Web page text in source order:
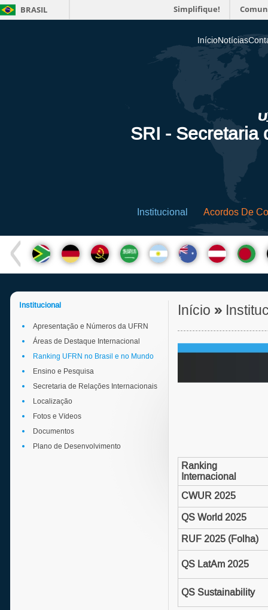
BRASIL Simplifique!
InícioNotícias
SRI - Secretaria
Institucional Acordos De
Institucional
Apresentação e Números da UFRN
Áreas de Destaque Internacional
Ranking UFRN no Brasil e no Mundo
Ensino e Pesquisa
Secretaria de Relações Internacionais
Localização
Fotos e Vídeos
Documentos
Plano de Desenvolvimento
Início »
Ranking
Internacional
CWUR 2025
QS World 2025
RUF 2025 (Folha)
QS LatAm 2025
QS Sustainability